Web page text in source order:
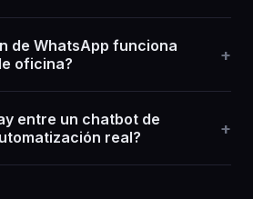
de WhatsApp funciona
oficina?
+
entre un chatbot de
real?
+